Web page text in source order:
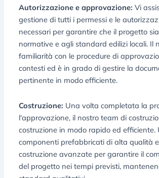
Autorizzazione e approvazione: Vi
gestione di tutti i permessi e le
necessari per garantire che il progetto
normative e agli standard edilizi locali. Il
familiarità con le procedure di
contesti ed è in grado di gestire la
pertinente in modo efficiente.
Costruzione: Una volta completata la
l'approvazione, il nostro team di
costruzione in modo rapido ed efficiente.
componenti prefabbricati di alta qualità
costruzione avanzate per garantire il
del progetto nei tempi previsti,